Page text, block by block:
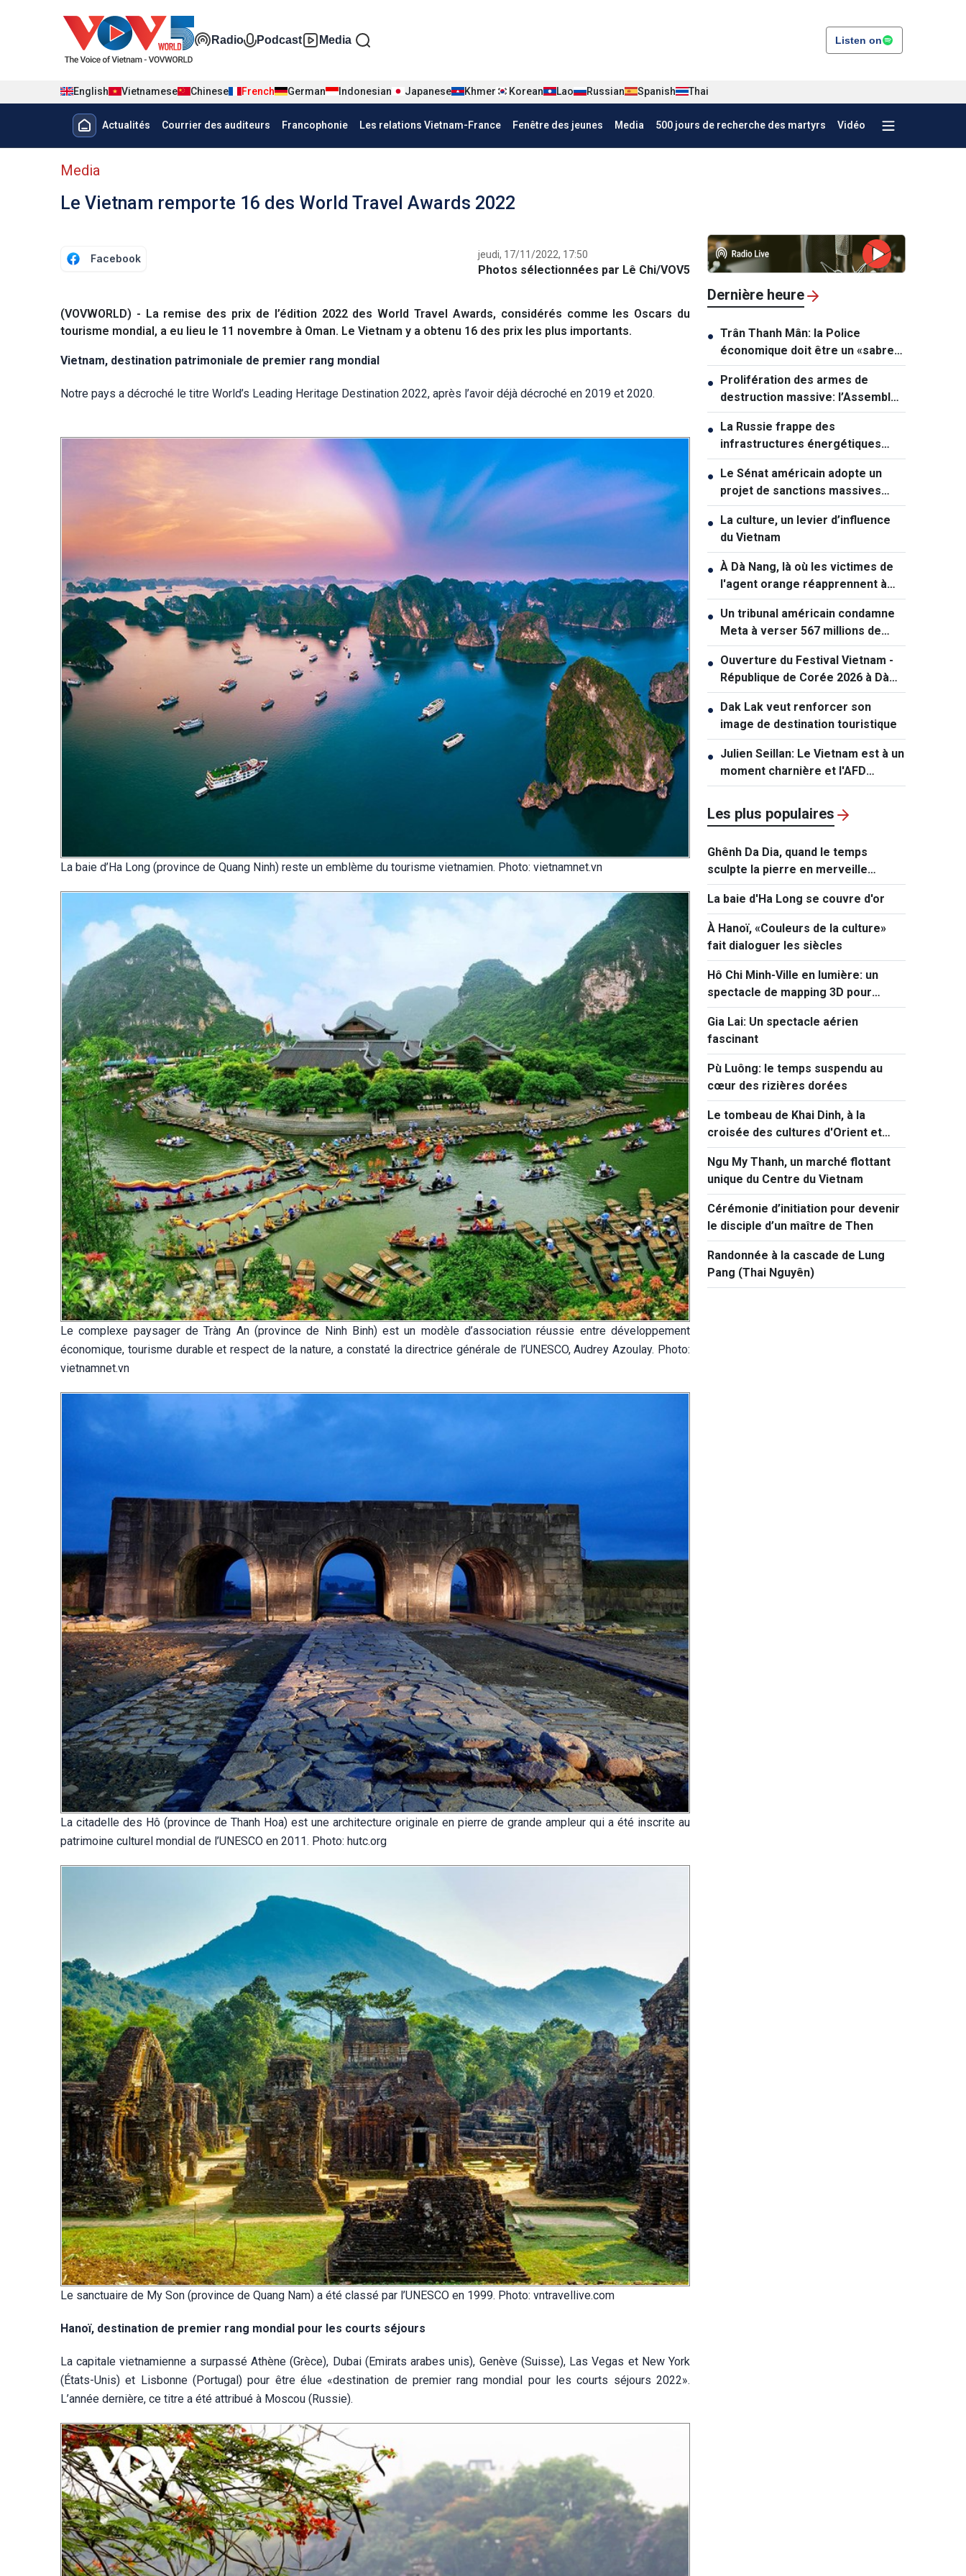
Đa phương tiện tiếng Pháp
Radio Podcast Media Listen on
English Vietnamese Chinese French German Indonesian Japanese Khmer Korean Lao Russian Spanish Thai
Menu trang chủ tiếng Pháp
Actualités Courrier des auditeurs Francophonie Les relations Vietnam-France Fenêtre des jeunes Media 500 jours de recherche des martyrs Vidéo
menu phụ tiếng Pháp
Media
Le Vietnam remporte 16 des World Travel Awards 2022
Facebook jeudi, 17/11/2022, 17:50
Photos sélectionnées par Lê Chi/VOV5
(VOVWORLD) - La remise des prix de l’édition 2022 des World Travel Awards, considérés comme les Oscars du
tourisme mondial, a eu lieu le 11 novembre à Oman. Le Vietnam y a obtenu 16 des prix les plus importants.
Vietnam, destination patrimoniale de premier rang mondial
Notre pays a décroché le titre World’s Leading Heritage Destination 2022, après l’avoir déjà décroché en 2019 et 2020.
La baie d’Ha Long (province de Quang Ninh) reste un emblème du tourisme vietnamien. Photo: vietnamnet.vn
Le complexe paysager de Tràng An (province de Ninh Binh) est un modèle d’association réussie entre développement
économique, tourisme durable et respect de la nature, a constaté la directrice générale de l’UNESCO, Audrey Azoulay. Photo:
vietnamnet.vn
La citadelle des Hô (province de Thanh Hoa) est une architecture originale en pierre de grande ampleur qui a été inscrite au
patrimoine culturel mondial de l’UNESCO en 2011. Photo: hutc.org
Le sanctuaire de My Son (province de Quang Nam) a été classé par l’UNESCO en 1999. Photo: vntravellive.com
Hanoï, destination de premier rang mondial pour les courts séjours
La capitale vietnamienne a surpassé Athène (Grèce), Dubai (Emirats arabes unis), Genève (Suisse), Las Vegas et New York
(États-Unis) et Lisbonne (Portugal) pour être élue «destination de premier rang mondial pour les courts séjours 2022».
L’année dernière, ce titre a été attribué à Moscou (Russie).
Dernière heure
● Trân Thanh Mân: la Police
économique doit être un «sabre
tranchant» dans la lutte contre la
criminalité
● Prolifération des armes de
destruction massive: l’Assemblée
nationale veut renforcer la
prévention
● La Russie frappe des
infrastructures énergétiques
vitales de l'Ukraine
● Le Sénat américain adopte un
projet de sanctions massives
contre la Russie
● La culture, un levier d’influence
du Vietnam
● À Dà Nang, là où les victimes de
l'agent orange réapprennent à
vivre
● Un tribunal américain condamne
Meta à verser 567 millions de
dollars dans une affaire
impliquant des mineurs
● Ouverture du Festival Vietnam -
République de Corée 2026 à Dà
Nang
● Dak Lak veut renforcer son
image de destination touristique
● Julien Seillan: Le Vietnam est à un
moment charnière et l'AFD
souhaite l'accompagner dans
cette transition
Les plus populaires
Ghênh Da Dia, quand le temps
sculpte la pierre en merveille
naturelle
La baie d'Ha Long se couvre d'or
À Hanoï, «Couleurs de la culture»
fait dialoguer les siècles
Hô Chi Minh-Ville en lumière: un
spectacle de mapping 3D pour
célébrer 50 ans d’histoire
Gia Lai: Un spectacle aérien
fascinant
Pù Luông: le temps suspendu au
cœur des rizières dorées
Le tombeau de Khai Dinh, à la
croisée des cultures d'Orient et
d'Occident
Ngu My Thanh, un marché flottant
unique du Centre du Vietnam
Cérémonie d’initiation pour devenir
le disciple d’un maître de Then
Randonnée à la cascade de Lung
Pang (Thai Nguyên)